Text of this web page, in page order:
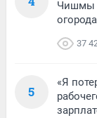
Чишмы
37
5
«Я